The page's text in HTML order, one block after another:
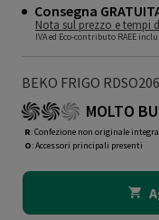
Consegna
Nota sul prezzo e tempi
IVA ed Eco-contributo RAEE
BEKO FRIGO
MOLTO
R: Confezione non originale integra
O: Accessori principali presenti